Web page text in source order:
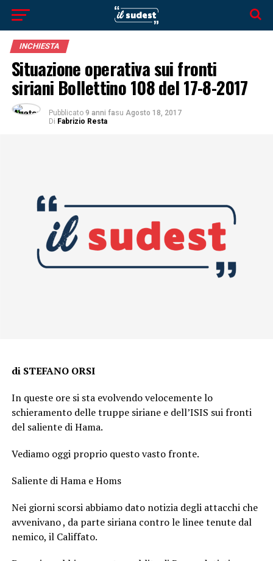
INCHIESTA
Situazione operativa sui fronti
siriani Bollettino 108 del 17-8-2017
Pubblicato 9 anni fasu Agosto 18, 2017
Di Fabrizio Resta
di STEFANO ORSI
In queste ore si sta evolvendo velocemente lo
schieramento delle truppe siriane e dell’ISIS sui fronti
del saliente di Hama.
Vediamo oggi proprio questo vasto fronte.
Saliente di Hama e Homs
Nei giorni scorsi abbiamo dato notizia degli attacchi che
avvenivano , da parte siriana contro le linee tenute dal
nemico, il Califfato.